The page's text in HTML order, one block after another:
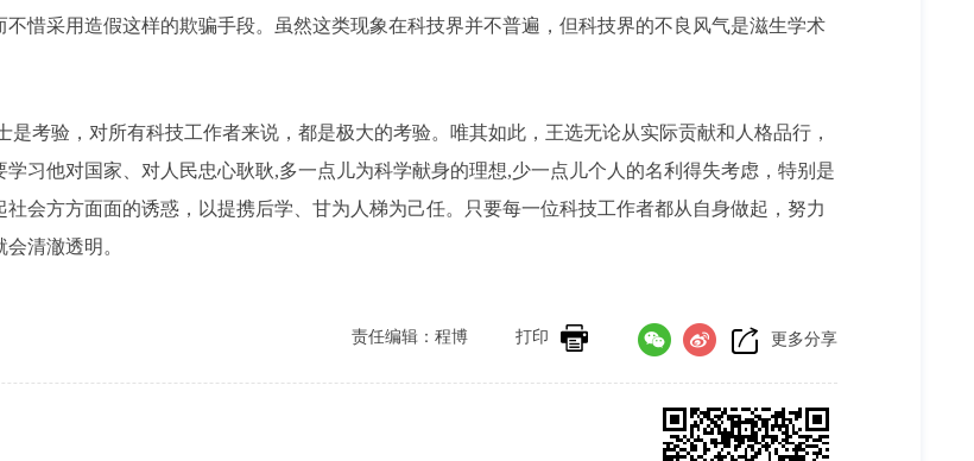
惜采用造假这样的欺骗手段。虽然这类现象在科技界并不普遍，但科技界的不良风气是滋生学术
验，对所有科技工作者来说，都是极大的考验。唯其如此，王选无论从实际贡献和人格品行，
习他对国家、对人民忠心耿耿,多一点儿为科学献身的理想,少一点儿个人的名利得失考虑，特别是
会方方面面的诱惑，以提携后学、甘为人梯为己任。只要每一位科技工作者都从自身做起，努力
清澈透明。
更多分享
打印
责任编辑：程博